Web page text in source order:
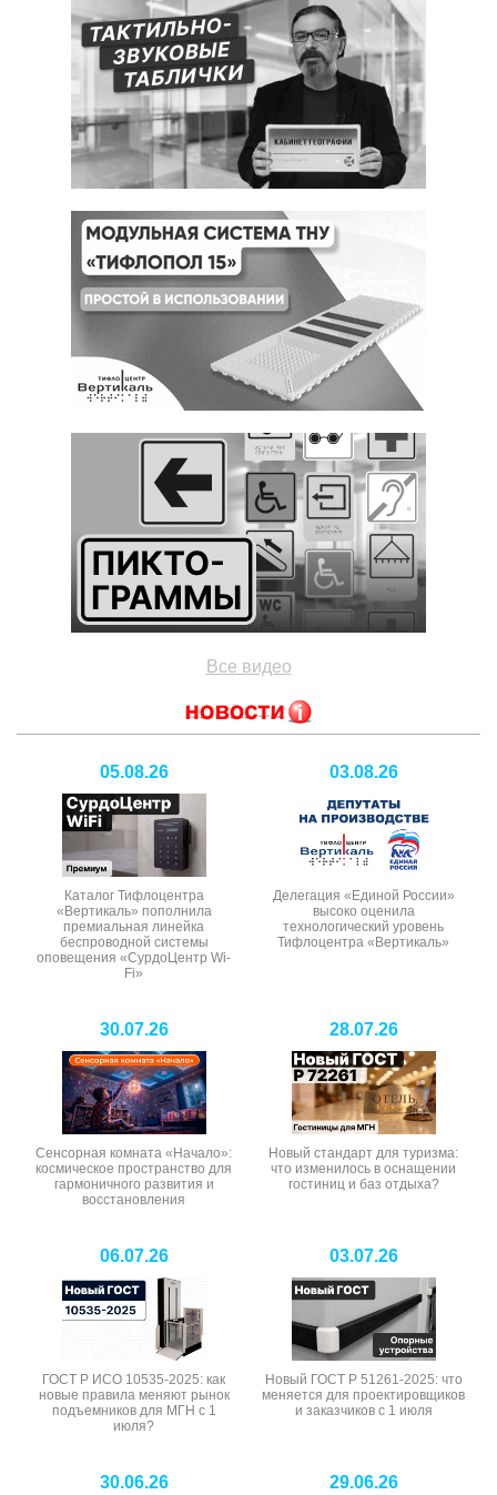
Все видео
05.08.26
Каталог Тифлоцентра
«Вертикаль» пополнила
премиальная линейка
беспроводной системы
оповещения «СурдоЦентр Wi-
Fi»
03.08.26
Делегация «Единой России»
высоко оценила
технологический уровень
Тифлоцентра «Вертикаль»
30.07.26
Сенсорная комната «Начало»:
космическое пространство для
гармоничного развития и
восстановления
28.07.26
Новый стандарт для туризма:
что изменилось в оснащении
гостиниц и баз отдыха?
06.07.26
ГОСТ Р ИСО 10535-2025: как
новые правила меняют рынок
подъемников для МГН с 1
июля?
03.07.26
Новый ГОСТ Р 51261-2025: что
меняется для проектировщиков
и заказчиков с 1 июля
30.06.26 29.06.26